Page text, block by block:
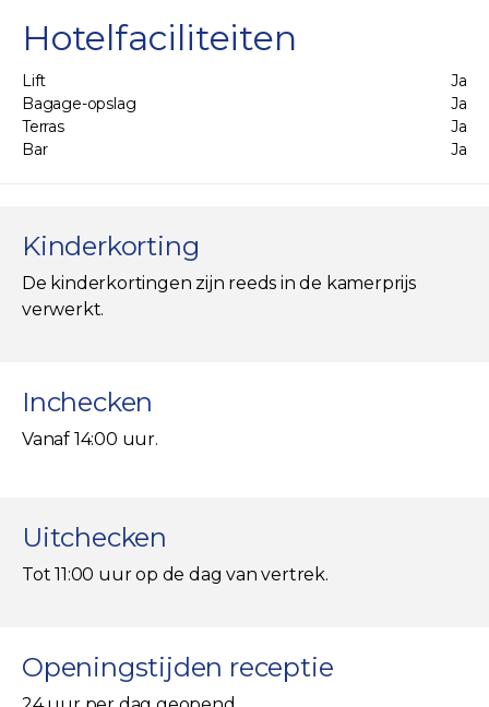
Hotelfaciliteiten
Lift
Ja
Bagage-opslag
Ja
Terras
Ja
Bar
Ja
Kinderkorting
De kinderkortingen zijn reeds in de kamerprijs
verwerkt.
Inchecken
Vanaf 14:00 uur.
Uitchecken
Tot 11:00 uur op de dag van vertrek.
Openingstijden receptie